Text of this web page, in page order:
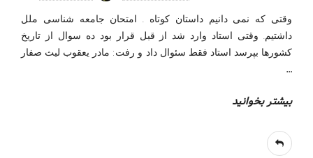
وقتی که نمی دانیم داستان کوتاه . امتحان جامعه شناسی ملل
داشتیم. وقتی استاد وارد شد از قبل قرار بود ده سوال از تاریخ
کشورها بپرسد استاد فقط سئوال داد و رفت: مادر یعقوب لیث صفار
…
بیشتر بخوانید